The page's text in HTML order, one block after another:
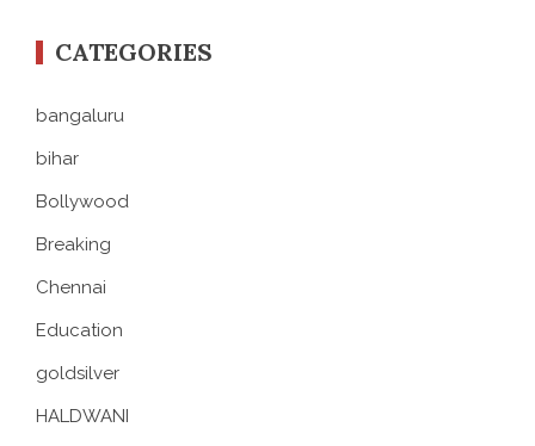
CATEGORIES
bangaluru
bihar
Bollywood
Breaking
Chennai
Education
goldsilver
HALDWANI